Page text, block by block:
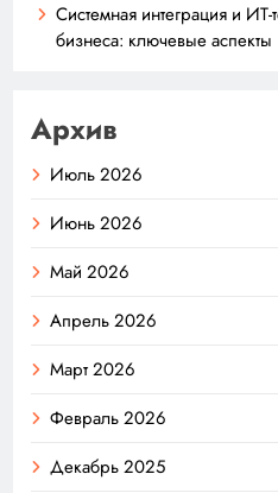
Системная интеграция и ИТ-
бизнеса: ключевые аспекты
Архив
Июль 2026
Июнь 2026
Май 2026
Апрель 2026
Март 2026
Февраль 2026
Декабрь 2025